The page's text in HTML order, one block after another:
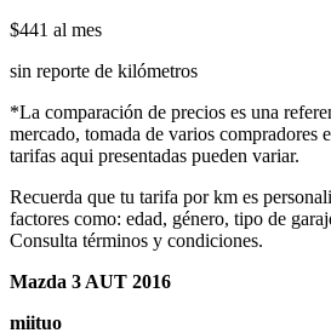
$441 al mes
sin reporte de kilómetros
*La comparación de precios es una
mercado, tomada de varios compradores
tarifas aqui presentadas pueden variar.
Recuerda que tu tarifa por km es
factores como: edad, género, tipo de
Consulta términos y condiciones.
Mazda 3 AUT 2016
miituo